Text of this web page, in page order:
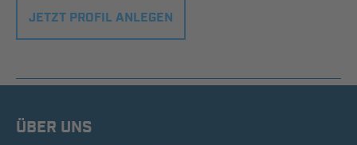
JETZT PROFIL ANLEGEN
ÜBER UNS